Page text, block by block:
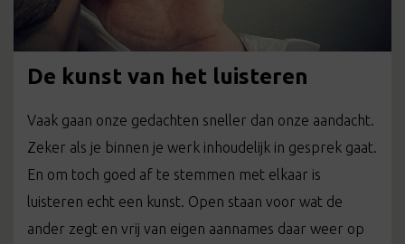
De kunst van het luisteren
Vaak gaan onze gedachten sneller dan onze aandacht.
Zeker als je binnen je werk inhoudelijk in gesprek gaat.
En om toch goed af te stemmen met elkaar is
luisteren echt een kunst. Open staan voor wat de
ander zegt en vrij van eigen aannames daar weer op